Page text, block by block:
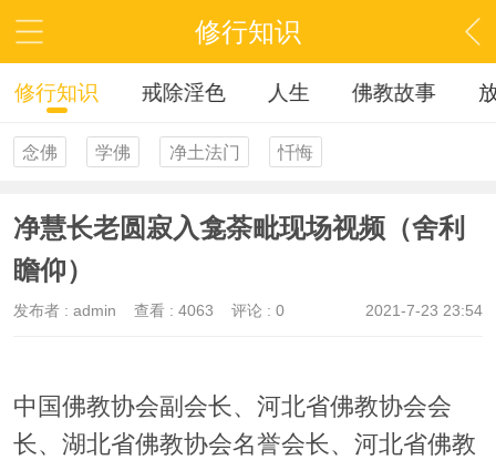
修行知识
修行知识 戒除淫色 人生 佛教故事
念佛 学佛 净土法门 忏悔
净慧长老圆寂入龛荼毗现场视频（舍利
瞻仰）
2021-7-23 23:54
发布者 : admin 查看 : 4063 评论 : 0
中国佛教协会副会长、河北省佛教协会会
长、湖北省佛教协会名誉会长、河北省佛教